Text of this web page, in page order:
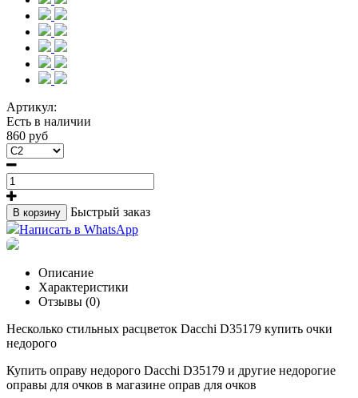
Артикул:
Есть в наличии
860 руб
В корзину
Быстрый заказ
Написать в WhatsApp
Описание
Характеристики
Отзывы (0)
Несколько стильных расцветок Dacchi D35179 купить очки
недорого
Купить оправу недорого Dacchi D35179 и другие недорогие
оправы для очков в магазине оправ для очков